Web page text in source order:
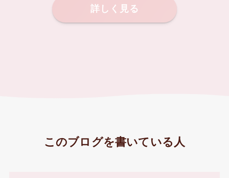
詳しく見る
このブログを書いている人